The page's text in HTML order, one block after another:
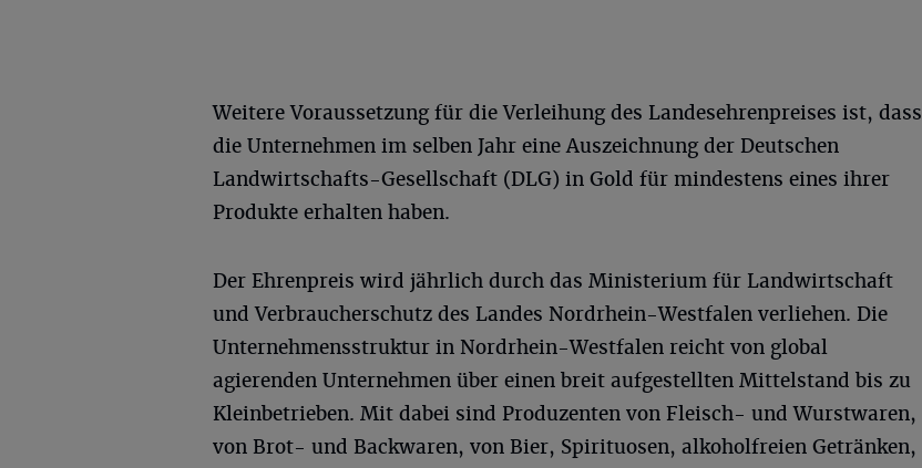
Weitere Voraussetzung für die Verleihung des Landesehrenpreises ist, dass
die Unternehmen im selben Jahr eine Auszeichnung der Deutschen
Landwirtschafts-Gesellschaft (DLG) in Gold für mindestens eines ihrer
Produkte erhalten haben.
Der Ehrenpreis wird jährlich durch das Ministerium für Landwirtschaft
und Verbraucherschutz des Landes Nordrhein-Westfalen verliehen. Die
Unternehmensstruktur in Nordrhein-Westfalen reicht von global
agierenden Unternehmen über einen breit aufgestellten Mittelstand bis zu
Kleinbetrieben. Mit dabei sind Produzenten von Fleisch- und Wurstwaren,
von Brot- und Backwaren, von Bier, Spirituosen, alkoholfreien Getränken,